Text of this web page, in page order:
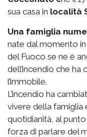
sua casa in località
Una famiglia
nate dal momento in
del Fuoco se ne è
dell’incendio che
l’immobile.
L’incendio ha
vivere della famiglia
quotidianità, al
forza di parlare del